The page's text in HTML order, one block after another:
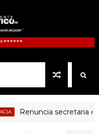
Renuncia secretaria